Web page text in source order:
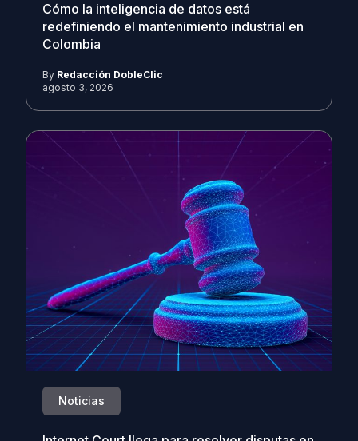
Cómo la inteligencia de datos está
redefiniendo el mantenimiento industrial en
Colombia
By Redacción DobleClic
agosto 3, 2026
Noticias